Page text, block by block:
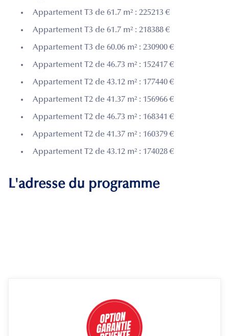
Appartement T3 de 61.7 m² : 225213 €
Appartement T3 de 61.7 m² : 218388 €
Appartement T3 de 60.06 m² : 230900 €
Appartement T2 de 46.73 m² : 152417 €
Appartement T2 de 43.12 m² : 177440 €
Appartement T2 de 41.37 m² : 156966 €
Appartement T2 de 46.73 m² : 168341 €
Appartement T2 de 41.37 m² : 160379 €
Appartement T2 de 43.12 m² : 174028 €
L'adresse du programme